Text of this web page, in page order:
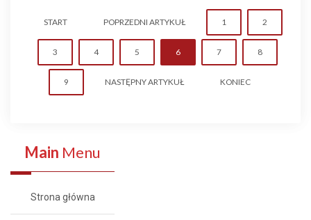
START POPRZEDNI ARTYKUŁ 1 2
3 4 5 6 7 8
9 NASTĘPNY ARTYKUŁ KONIEC
Main Menu
Strona główna